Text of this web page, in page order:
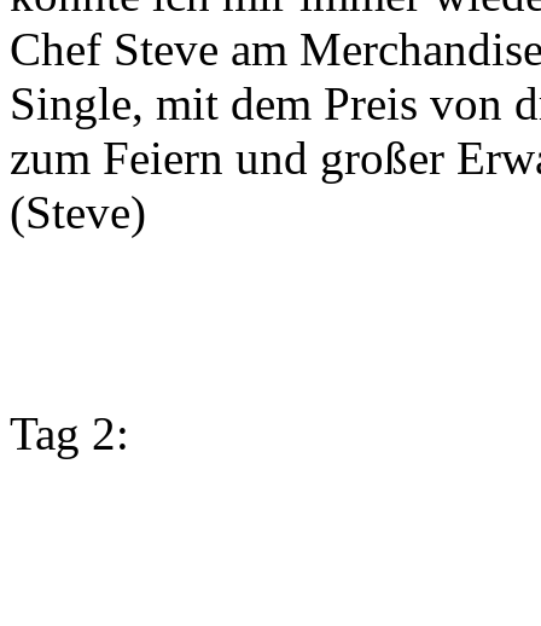
Chef Steve am
Single, mit dem Preis von
zum Feiern und großer
(Steve)
Tag 2: